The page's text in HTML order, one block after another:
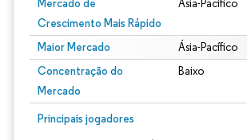
Mercado de
Crescimento Mais Rápido
Ásia-Pacífico
Maior Mercado Ásia-Pacífico
Concentração do
Mercado
Baixo
Principais jogadores